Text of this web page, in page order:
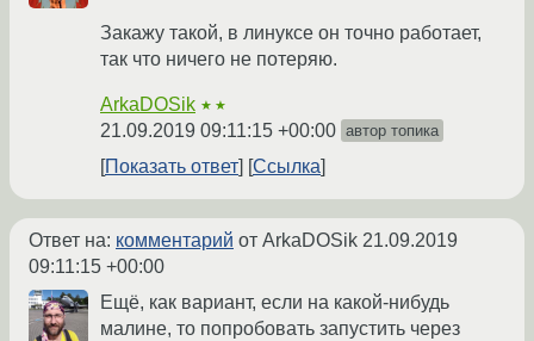
Закажу такой, в линуксе он точно работает,
так что ничего не потеряю.
ArkaDOSik ★★
21.09.2019 09:11:15 +00:00 автор топика
Показать ответ Ссылка
Ответ на: комментарий от ArkaDOSik 21.09.2019
09:11:15 +00:00
Ещё, как вариант, если на какой-нибудь
малине, то попробовать запустить через